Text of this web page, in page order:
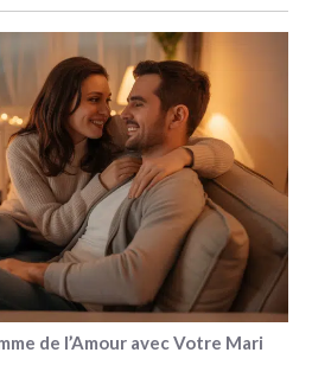
de l’Amour avec Votre Mari